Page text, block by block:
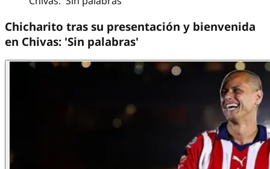
Chicharito tras su presentación y bienvenida
en Chivas: 'Sin palabras'